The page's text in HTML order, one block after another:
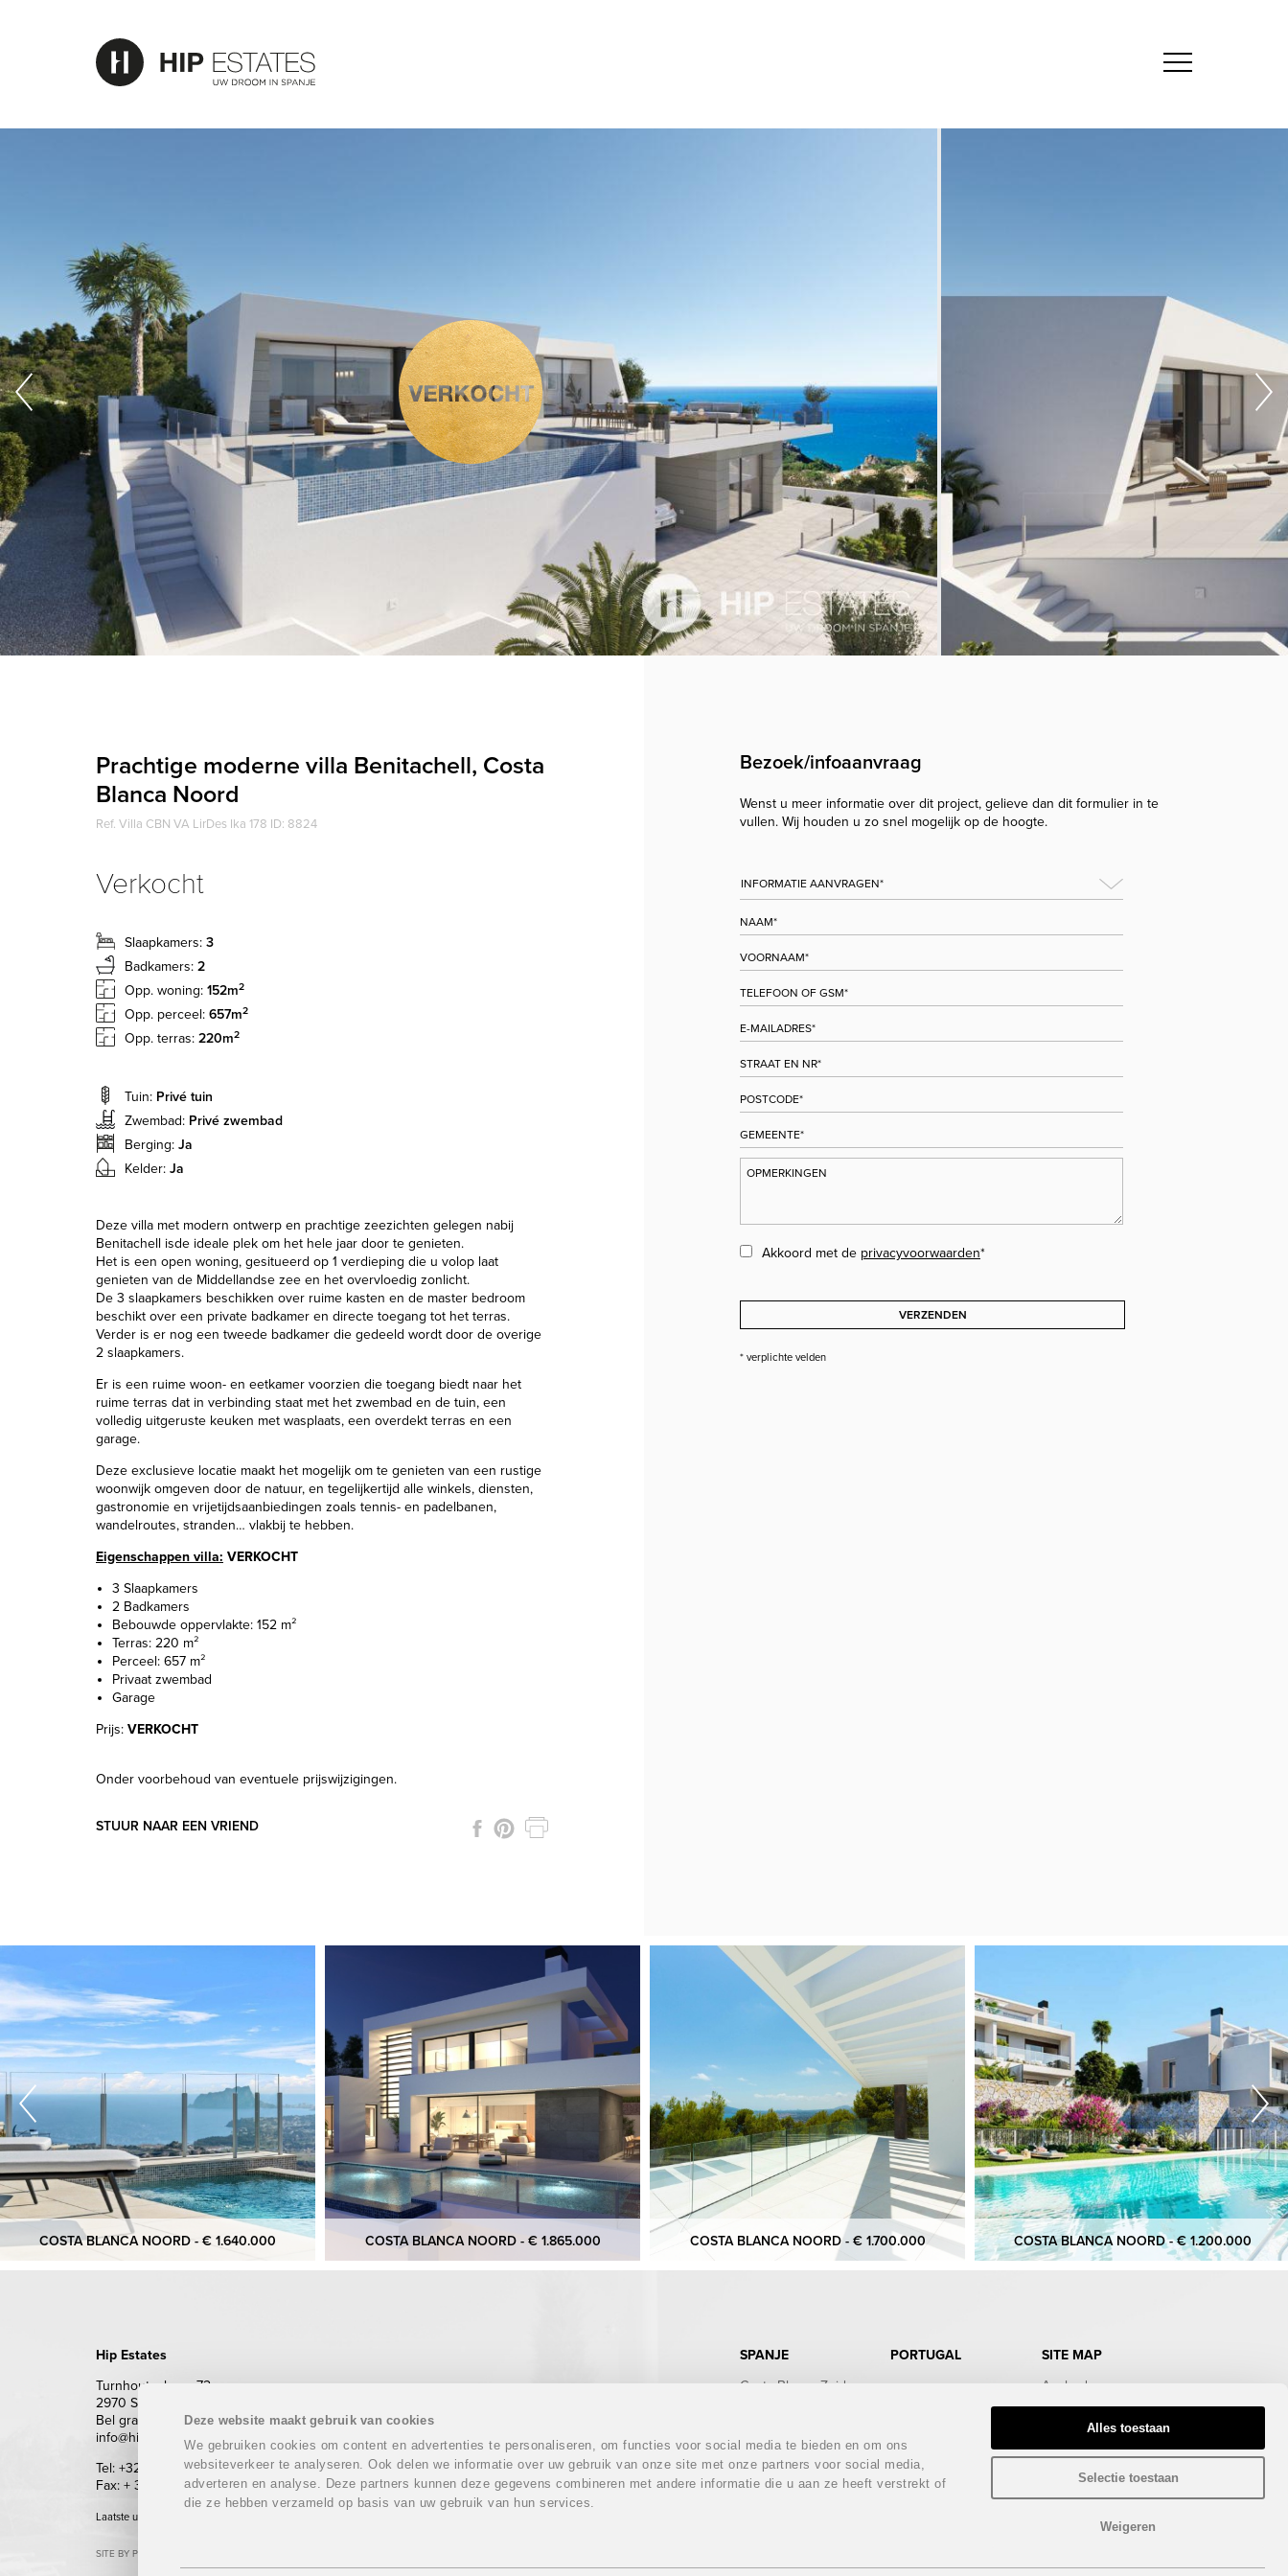
Deze website maakt gebruik van cookies
We gebruiken cookies om content en advertenties te personaliseren, om functies voor social media te bieden en om ons
websiteverkeer te analyseren. Ook delen we informatie over uw gebruik van onze site met onze partners voor social media,
adverteren en analyse. Deze partners kunnen deze gegevens combineren met andere informatie die u aan ze heeft verstrekt of
die ze hebben verzameld op basis van uw gebruik van hun services.
Alles toestaan
Selectie toestaan
Weigeren
Prachtige moderne villa Benitachell, Costa
Blanca Noord
Ref. Villa CBN VA LirDes Ika 178 ID: 8824
Verkocht
Slaapkamers: 3
Badkamers: 2
Opp. woning: 152m2
Opp. perceel: 657m2
Opp. terras: 220m2
Tuin: Privé tuin
Zwembad: Privé zwembad
Berging: Ja
Kelder: Ja
Deze villa met modern ontwerp en prachtige zeezichten gelegen nabij
Benitachell isde ideale plek om het hele jaar door te genieten.
Het is een open woning, gesitueerd op 1 verdieping die u volop laat
genieten van de Middellandse zee en het overvloedig zonlicht.
De 3 slaapkamers beschikken over ruime kasten en de master bedroom
beschikt over een private badkamer en directe toegang tot het terras.
Verder is er nog een tweede badkamer die gedeeld wordt door de overige
2 slaapkamers.
Er is een ruime woon- en eetkamer voorzien die toegang biedt naar het
ruime terras dat in verbinding staat met het zwembad en de tuin, een
volledig uitgeruste keuken met wasplaats, een overdekt terras en een
garage.
Deze exclusieve locatie maakt het mogelijk om te genieten van een rustige
woonwijk omgeven door de natuur, en tegelijkertijd alle winkels, diensten,
gastronomie en vrijetijdsaanbiedingen zoals tennis- en padelbanen,
wandelroutes, stranden… vlakbij te hebben.
Eigenschappen villa: VERKOCHT
3 Slaapkamers
2 Badkamers
Bebouwde oppervlakte: 152 m²
Terras: 220 m²
Perceel: 657 m²
Privaat zwembad
Garage
Prijs: VERKOCHT
Onder voorbehoud van eventuele prijswijzigingen.
STUUR NAAR EEN VRIEND
Bezoek/infoaanvraag
Wenst u meer informatie over dit project, gelieve dan dit formulier in te
vullen. Wij houden u zo snel mogelijk op de hoogte.
Akkoord met de privacyvoorwaarden*
VERZENDEN
* verplichte velden
COSTA BLANCA NOORD - € 1.640.000 COSTA BLANCA NOORD - € 1.865.000 COSTA BLANCA NOORD - € 1.700.000 COSTA BLANCA NOORD - € 1.200.000
Hip Estates
Turnhoutsebaan 72
2970 Schilde
Bel gratis 0800 62 500 (enkel vanuit België)
info@hipestates.com
Tel: +32 (0)3 283 87 87
Fax: + 32 (0)3 293 69 62
Laatste update: 07/08/2026
SITE BY PLUG
SPANJE
Costa Blanca Zuid
Costa del Sol
Costa Almeria
Costa Tropical
Costa Brava
PORTUGAL
SITE MAP
Aanbod
Doe de test
Gratis Infopakket
Magazine
Bezichtigingstrips
Infodagen